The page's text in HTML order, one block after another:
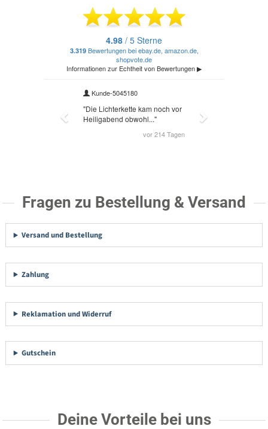
Fragen zu Bestellung & Versand
Versand und Bestellung
Zahlung
Reklamation und Widerruf
Gutschein
Deine Vorteile bei uns